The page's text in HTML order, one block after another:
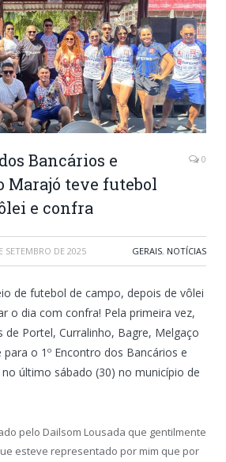
Bancários e
Marajó teve futebol
e confra
0
SETEMBRO DE 2025 GERAIS, NOTÍCIAS
de futebol de campo, depois de vôlei
o dia com confra! Pela primeira vez,
de Portel, Curralinho, Bagre, Melgaço
o 1º Encontro dos Bancários e
último sábado (30) no município de
pelo Dailsom Lousada que gentilmente
esteve representado por mim que por